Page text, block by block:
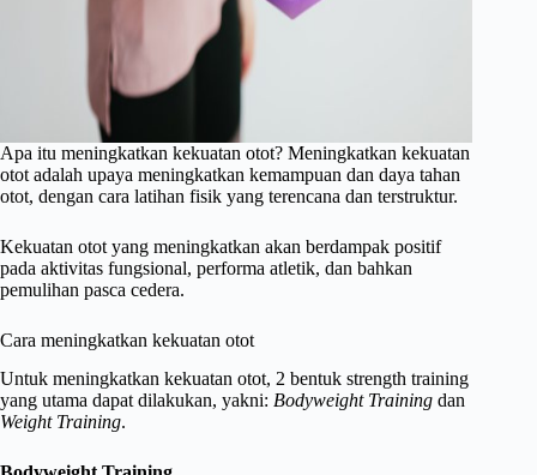
Apa itu meningkatkan kekuatan otot? Meningkatkan kekuatan
otot adalah upaya meningkatkan kemampuan dan daya tahan
otot, dengan cara latihan fisik yang terencana dan terstruktur.
Kekuatan otot yang meningkatkan akan berdampak positif
pada aktivitas fungsional, performa atletik, dan bahkan
pemulihan pasca cedera.
Cara meningkatkan kekuatan otot
Untuk meningkatkan kekuatan otot, 2 bentuk strength training
yang utama dapat dilakukan, yakni: Bodyweight Training dan
Weight Training.